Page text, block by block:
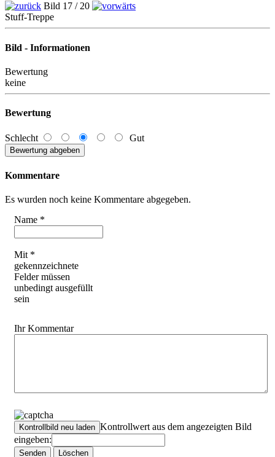
Bild 17 / 20
Stuff-Treppe
Bild - Informationen
Bewertung
keine
Bewertung
Schlecht Gut
Kommentare
Es wurden noch keine Kommentare abgegeben.
Name *
Mit *
gekennzeichnete
Felder müssen
unbedingt ausgefüllt
sein
Ihr Kommentar
Kontrollwert aus dem angezeigten Bild
eingeben: